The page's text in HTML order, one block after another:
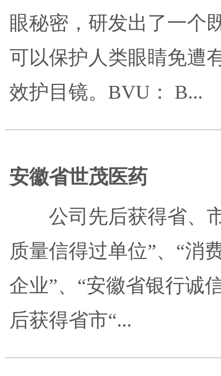
眼秘密，研发出了一个
可以保护人类眼睛免遭
效护目镜。BVU： B...
安徽省世茂医药
公司先后获得省、
质量信得过单位”、“消
企业”、“安徽省银行诚
后获得省市“...